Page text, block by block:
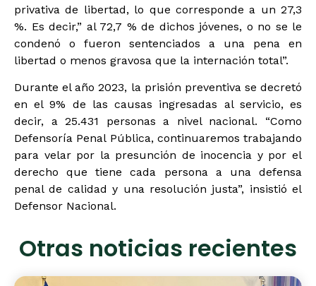
privativa de libertad, lo que corresponde a un 27,3
%. Es decir,” al 72,7 % de dichos jóvenes, o no se le
condenó o fueron sentenciados a una pena en
libertad o menos gravosa que la internación total”.
Durante el año 2023, la prisión preventiva se decretó
en el 9% de las causas ingresadas al servicio, es
decir, a 25.431 personas a nivel nacional. “Como
Defensoría Penal Pública, continuaremos trabajando
para velar por la presunción de inocencia y por el
derecho que tiene cada persona a una defensa
penal de calidad y una resolución justa”, insistió el
Defensor Nacional.
Otras noticias recientes